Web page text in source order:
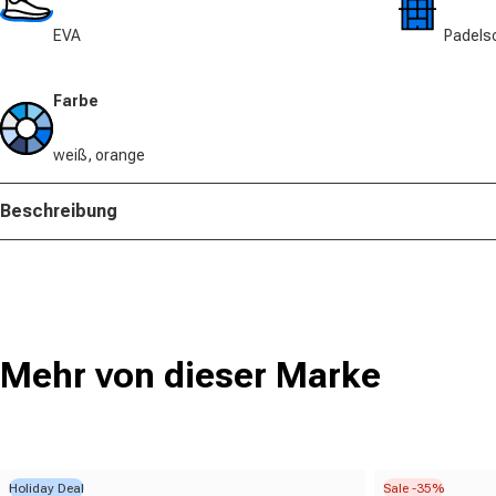
EVA
Farbe
weiß, orange
Beschreibung
Mehr von dieser Marke
Holiday Deal Sale -35%